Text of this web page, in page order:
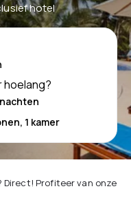
hotel
hoelang?
Direct! Profiteer van onze